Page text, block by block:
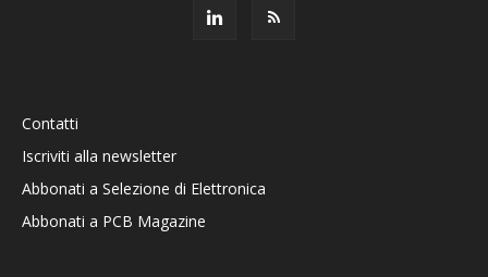
Contatti
Iscriviti alla newsletter
Abbonati a Selezione di Elettronica
Abbonati a PCB Magazine